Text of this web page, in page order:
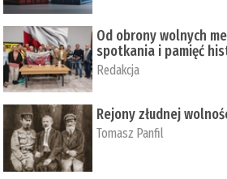
Od obrony wolnych
spotkania i pamięć
Redakcja
Rejony złudnej
Tomasz Panfil